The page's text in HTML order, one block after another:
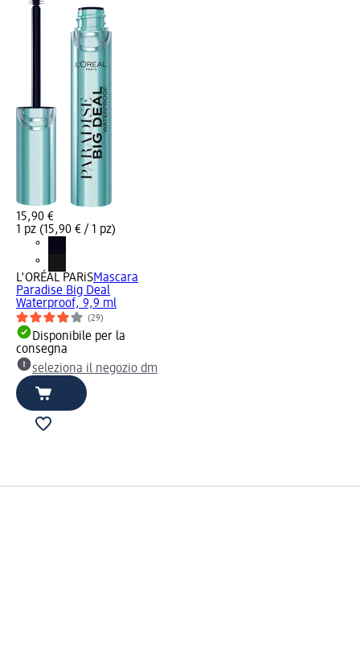
15,90 €
1 pz (15,90 € / 1 pz)
L'ORÉAL PARiSMascara
Paradise Big Deal
Waterproof, 9,9 ml
(29)
Disponibile per la
consegna
seleziona il negozio dm